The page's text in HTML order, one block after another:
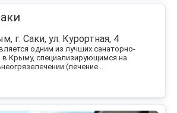
г. Саки, ул. Курортная, 4
одним из лучших санаторно-
в Крыму, специализирующимся на
(лечение...